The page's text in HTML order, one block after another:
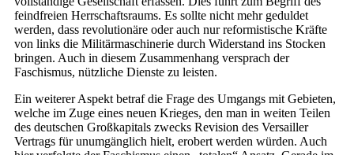
feindfreien Herrschaftsraums. Es sollte nicht mehr geduldet
werden, dass revolutionäre oder auch nur reformistische Kräfte
von links die Militärmaschinerie durch Widerstand ins Stocken
bringen. Auch in diesem Zusammenhang versprach der
Faschismus, nützliche Dienste zu leisten.
Ein weiterer Aspekt betraf die Frage des Umgangs mit Gebieten,
welche im Zuge eines neuen Krieges, den man in weiten Teilen
des deutschen Großkapitals zwecks Revision des Versailler
Vertrags für unumgänglich hielt, erobert werden würden. Auch